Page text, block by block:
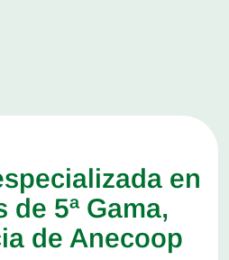
en
de 5ª Gama,
de Anecoop